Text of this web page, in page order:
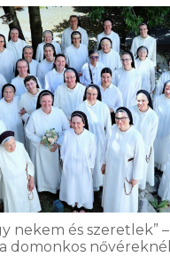
nekem és szeretlek” –
domonkos nővéreknél